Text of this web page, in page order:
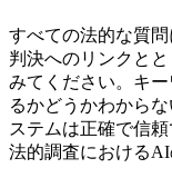
すべての法的な質
判決へのリンクと
みてください。キ
るかどうかわから
ステムは正確で信
法的調査におけるAI